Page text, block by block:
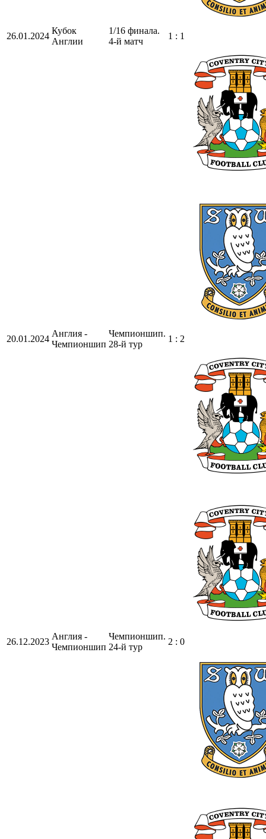
26.01.2024
Кубок
Англии
1/16 финала.
4-й матч
1 : 1
20.01.2024
Англия -
Чемпионшип
Чемпионшип.
28-й тур
1 : 2
26.12.2023
Англия -
Чемпионшип
Чемпионшип.
24-й тур
2 : 0